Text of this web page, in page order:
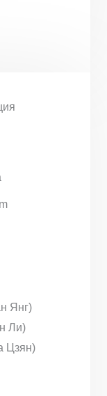
Янг)
Ли)
Цзян)